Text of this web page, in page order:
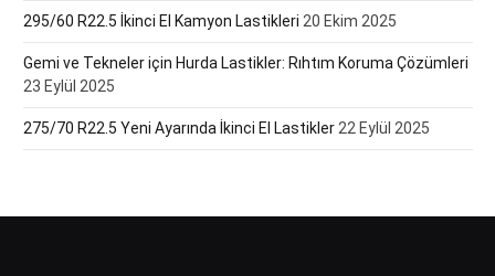
295/60 R22.5 İkinci El Kamyon Lastikleri 20 Ekim 2025
Gemi ve Tekneler için Hurda Lastikler: Rıhtım Koruma Çözümleri
23 Eylül 2025
275/70 R22.5 Yeni Ayarında İkinci El Lastikler 22 Eylül 2025